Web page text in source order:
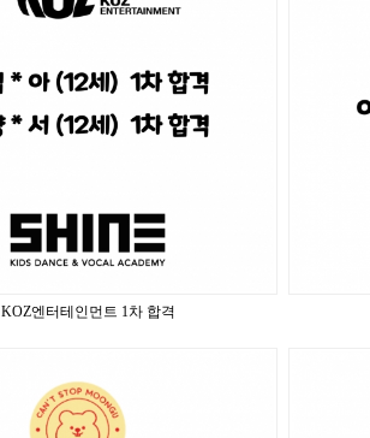
KOZ엔터테인먼트 1차 합격